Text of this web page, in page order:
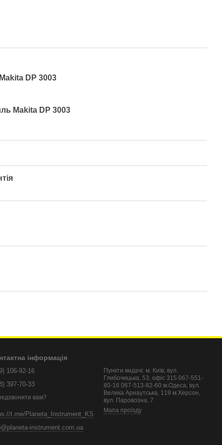
DP 3003
Makita DP 3003
інформація
106-92-16
397-70-33
вам?
t.me/Planeta_Instrument_KS
instrument.com.ua
Пункти видачі: м. Київ, вул.
Глибочицька, 53, офіс 315 067-551-
80-16 067-513-82-60 м.Одеса, вул.
Велика Арнаутська, 119 м.Херсон,
вул. Паровозна, 7
Мапа проїзду